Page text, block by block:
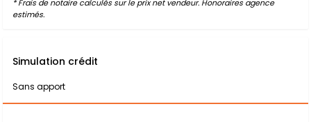
* Frais de notaire calculés sur le prix net vendeur. Honoraires agence
estimés.
Simulation crédit
Sans apport